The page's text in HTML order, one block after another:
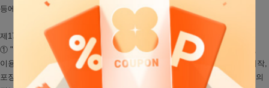
등에 관한 규정에 따릅니다.
제17조(재화등의 공급)
① "몰"은 이용자와 재화등의 공급시기에 관하여 별도의 약정이 없는 이상,
이용자가 청약을 한 날부터 7일 이내에 재화 등을 배송할 수 있도록 주문제작,
포장 등 기타의 필요한 조치를 취합니다. 다만, "몰"이 이미 재화 등의 대금의